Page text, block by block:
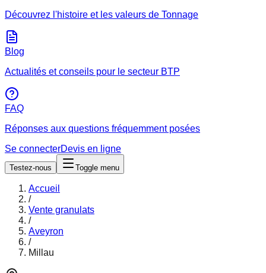
Découvrez l'histoire et les valeurs de Tonnage
Blog
Actualités et conseils pour le secteur BTP
FAQ
Réponses aux questions fréquemment posées
Se connecterDevis en ligne
Testez-nous Toggle menu
Accueil
/
Vente granulats
/
Aveyron
/
Millau